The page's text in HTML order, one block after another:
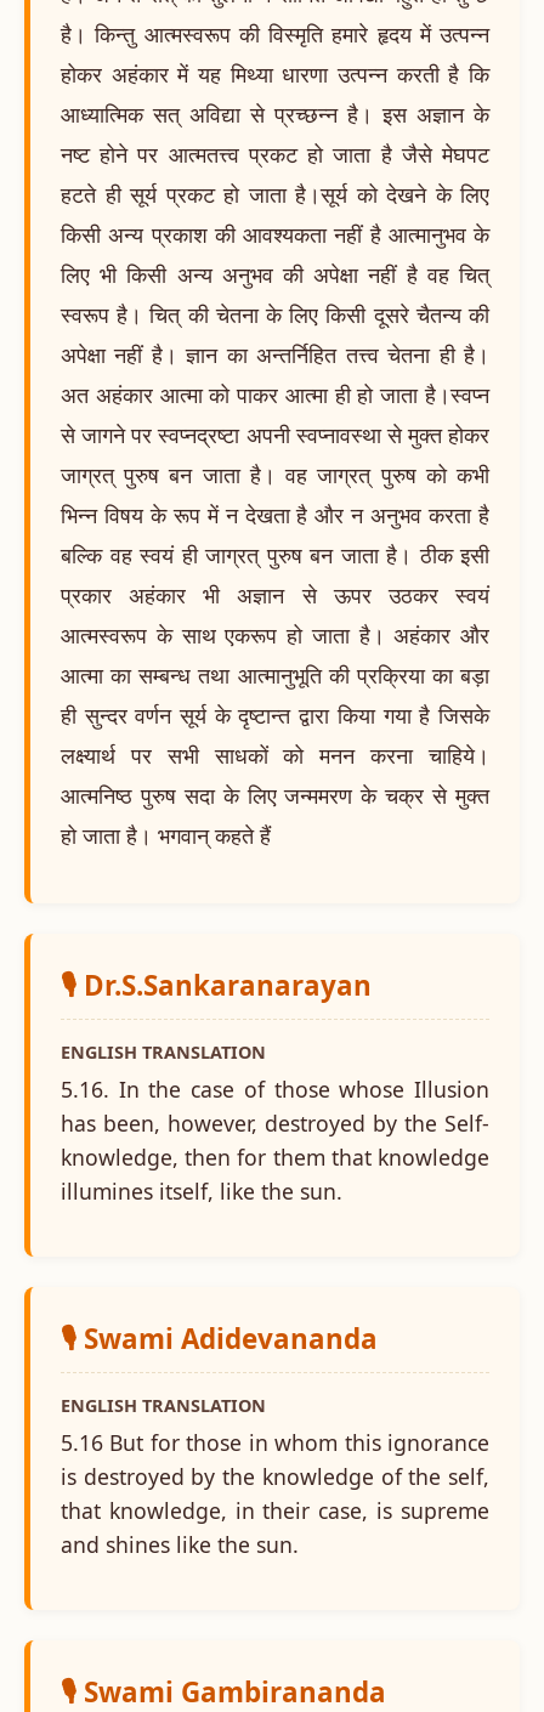
है। किन्तु आत्मस्वरूप की विस्मृति हमारे हृदय में उत्पन्न
होकर अहंकार में यह मिथ्या धारणा उत्पन्न करती है कि
आध्यात्मिक सत् अविद्या से प्रच्छन्न है। इस अज्ञान के
नष्ट होने पर आत्मतत्त्व प्रकट हो जाता है जैसे मेघपट
हटते ही सूर्य प्रकट हो जाता है।सूर्य को देखने के लिए
किसी अन्य प्रकाश की आवश्यकता नहीं है आत्मानुभव के
लिए भी किसी अन्य अनुभव की अपेक्षा नहीं है वह चित्
स्वरूप है। चित् की चेतना के लिए किसी दूसरे चैतन्य की
अपेक्षा नहीं है। ज्ञान का अन्तर्निहित तत्त्व चेतना ही है।
अत अहंकार आत्मा को पाकर आत्मा ही हो जाता है।स्वप्न
से जागने पर स्वप्नद्रष्टा अपनी स्वप्नावस्था से मुक्त होकर
जाग्रत् पुरुष बन जाता है। वह जाग्रत् पुरुष को कभी
भिन्न विषय के रूप में न देखता है और न अनुभव करता है
बल्कि वह स्वयं ही जाग्रत् पुरुष बन जाता है। ठीक इसी
प्रकार अहंकार भी अज्ञान से ऊपर उठकर स्वयं
आत्मस्वरूप के साथ एकरूप हो जाता है। अहंकार और
आत्मा का सम्बन्ध तथा आत्मानुभूति की प्रक्रिया का बड़ा
ही सुन्दर वर्णन सूर्य के दृष्टान्त द्वारा किया गया है जिसके
लक्ष्यार्थ पर सभी साधकों को मनन करना चाहिये।
आत्मनिष्ठ पुरुष सदा के लिए जन्ममरण के चक्र से मुक्त
हो जाता है। भगवान् कहते हैं
🎙️ Dr.S.Sankaranarayan
ENGLISH TRANSLATION
5.16. In the case of those whose Illusion
has been, however, destroyed by the Self-
knowledge, then for them that knowledge
illumines itself, like the sun.
🎙️ Swami Adidevananda
ENGLISH TRANSLATION
5.16 But for those in whom this ignorance
is destroyed by the knowledge of the self,
that knowledge, in their case, is supreme
and shines like the sun.
🎙️ Swami Gambirananda